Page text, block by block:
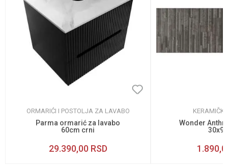
ORMARIĆI I POSTOLJA ZA LAVABO
Parma ormarić za lavabo
60cm crni
29.390,00 RSD
Wonder